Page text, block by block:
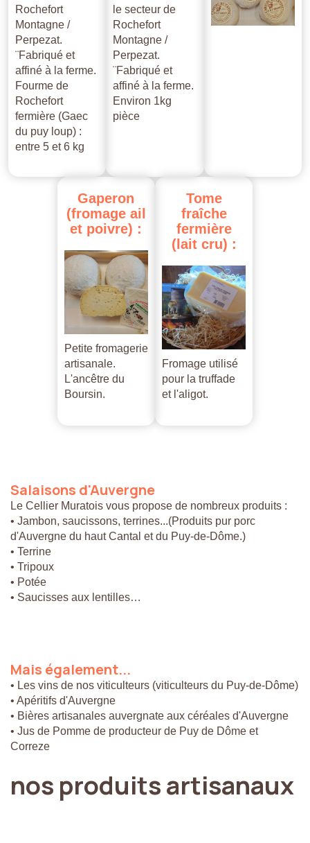
Rochefort
Montagne /
Perpezat.
¨Fabriqué et
affiné à la ferme.
Fourme de
Rochefort
fermière (Gaec
du puy loup) :
entre 5 et 6 kg
le secteur de
Rochefort
Montagne /
Perpezat.
¨Fabriqué et
affiné à la ferme.
Environ 1kg
pièce
Gaperon
(fromage ail
et poivre) :
Petite fromagerie
artisanale.
L'ancêtre du
Boursin.
Tome
fraîche
fermière
(lait cru) :
Fromage utilisé
pour la truffade
et l'aligot.
Salaisons d'Auvergne
Le Cellier Muratois vous propose de nombreux produits :
• Jambon, saucissons, terrines...(Produits pur porc
d'Auvergne du haut Cantal et du Puy-de-Dôme.)
• Terrine
• Tripoux
• Potée
• Saucisses aux lentilles…
Mais également...
• Les vins de nos viticulteurs (viticulteurs du Puy-de-Dôme)
• Apéritifs d'Auvergne
• Bières artisanales auvergnate aux céréales d'Auvergne
• Jus de Pomme de producteur de Puy de Dôme et
Correze
nos produitsartisanaux